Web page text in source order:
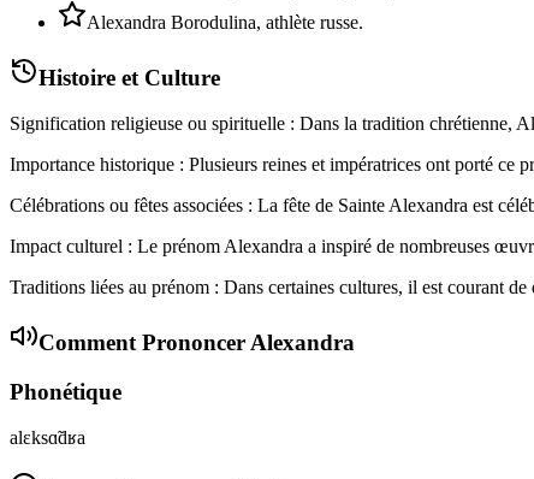
Alexandra Borodulina, athlète russe.
Histoire et Culture
Signification religieuse ou spirituelle : Dans la tradition chrétienne,
Importance historique : Plusieurs reines et impératrices ont porté ce
Célébrations ou fêtes associées : La fête de Sainte Alexandra est
Impact culturel : Le prénom Alexandra a inspiré de nombreuses
Traditions liées au prénom : Dans certaines cultures, il est courant
Comment Prononcer Alexandra
Phonétique
alɛksɑ̃dʁa